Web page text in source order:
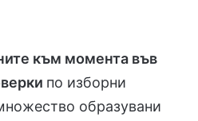
към момента във
по изборни
образувани